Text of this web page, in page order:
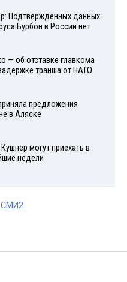
Подтвержденных данных
Бурбон в России нет
— об отставке главкома
транша от НАТО
предложения
в Аляске
могут приехать в
недели
СМИ2